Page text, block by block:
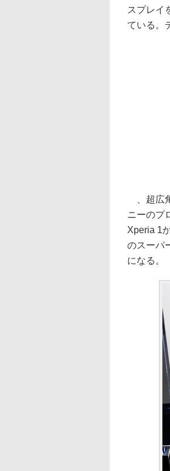
スプレイ
ている。
、超広
ニーのプ
Xperia 1
のスーパ
になる。